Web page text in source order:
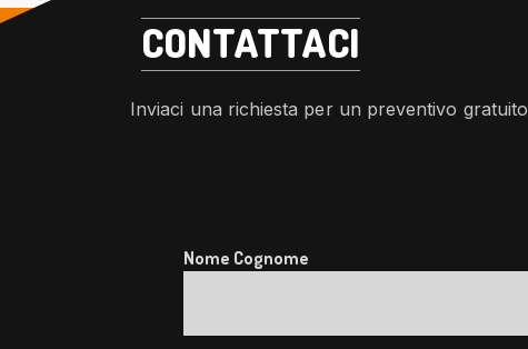
CONTATTACI
Inviaci una richiesta per un preventivo gratuito
Nome Cognome